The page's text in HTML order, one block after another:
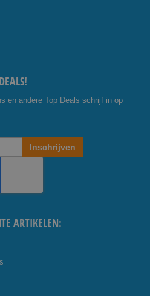
en andere Top Deals schrijf in op
Inschrijven
ARTIKELEN: